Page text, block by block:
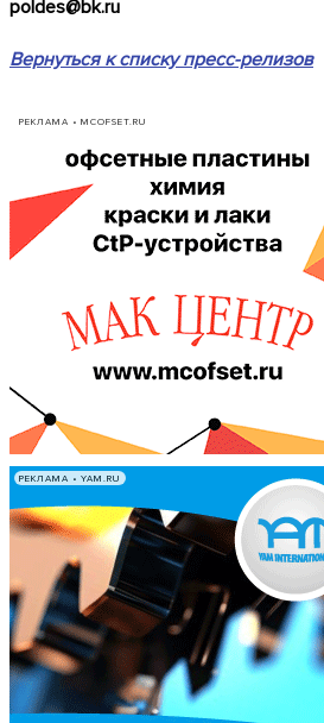
poldes@bk.ru
Вернуться к списку пресс-релизов
РЕКЛАМА • MCOFSET.RU
РЕКЛАМА • YAM.RU